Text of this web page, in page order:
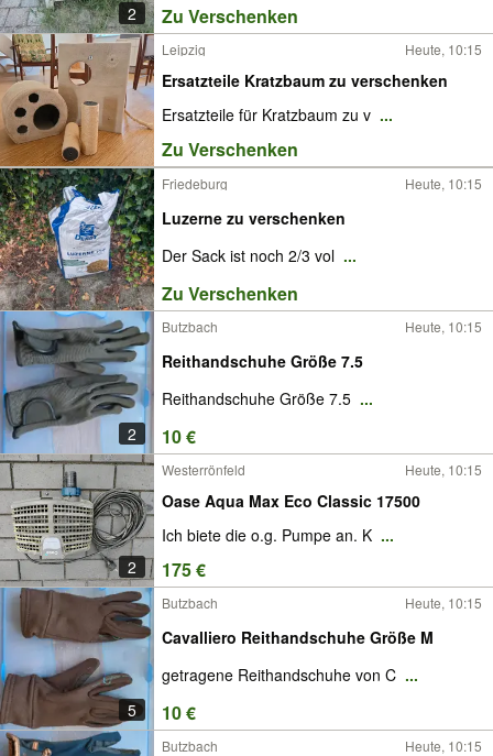
2 Zu Verschenken
Leipzig Heute, 10:15
Ersatzteile Kratzbaum zu verschenken
Ersatzteile für Kratzbaum zu v ...
Zu Verschenken
Friedeburg Heute, 10:15
Luzerne zu verschenken
Der Sack ist noch 2/3 vol ...
Zu Verschenken
2
Butzbach Heute, 10:15
Reithandschuhe Größe 7.5
Reithandschuhe Größe 7.5 ...
10 €
2
Westerrönfeld Heute, 10:15
Oase Aqua Max Eco Classic 17500
Ich biete die o.g. Pumpe an. K ...
175 €
5
Butzbach Heute, 10:15
Cavalliero Reithandschuhe Größe M
getragene Reithandschuhe von C ...
10 €
Butzbach Heute, 10:15